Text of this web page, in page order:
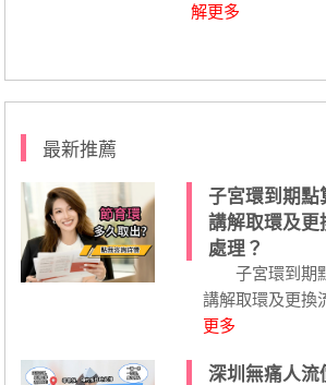
解更多
最新推薦
子宮環到期點
講解取環及更
處理？
子宮環到期點
講解取環及更換
更多
深圳無痛人流